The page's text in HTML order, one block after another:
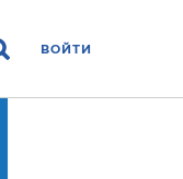
ВОЙТИ